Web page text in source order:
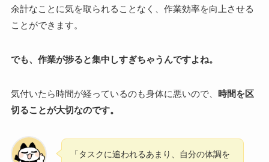
余計なことに気を取られることなく、作業効率を向上させる
ことができます。
でも、作業が捗ると集中しすぎちゃうんですよね。
気付いたら時間が経っているのも身体に悪いので、 時間を区
切ることが大切なのです。
「タスクに追われるあまり、自分の体調を